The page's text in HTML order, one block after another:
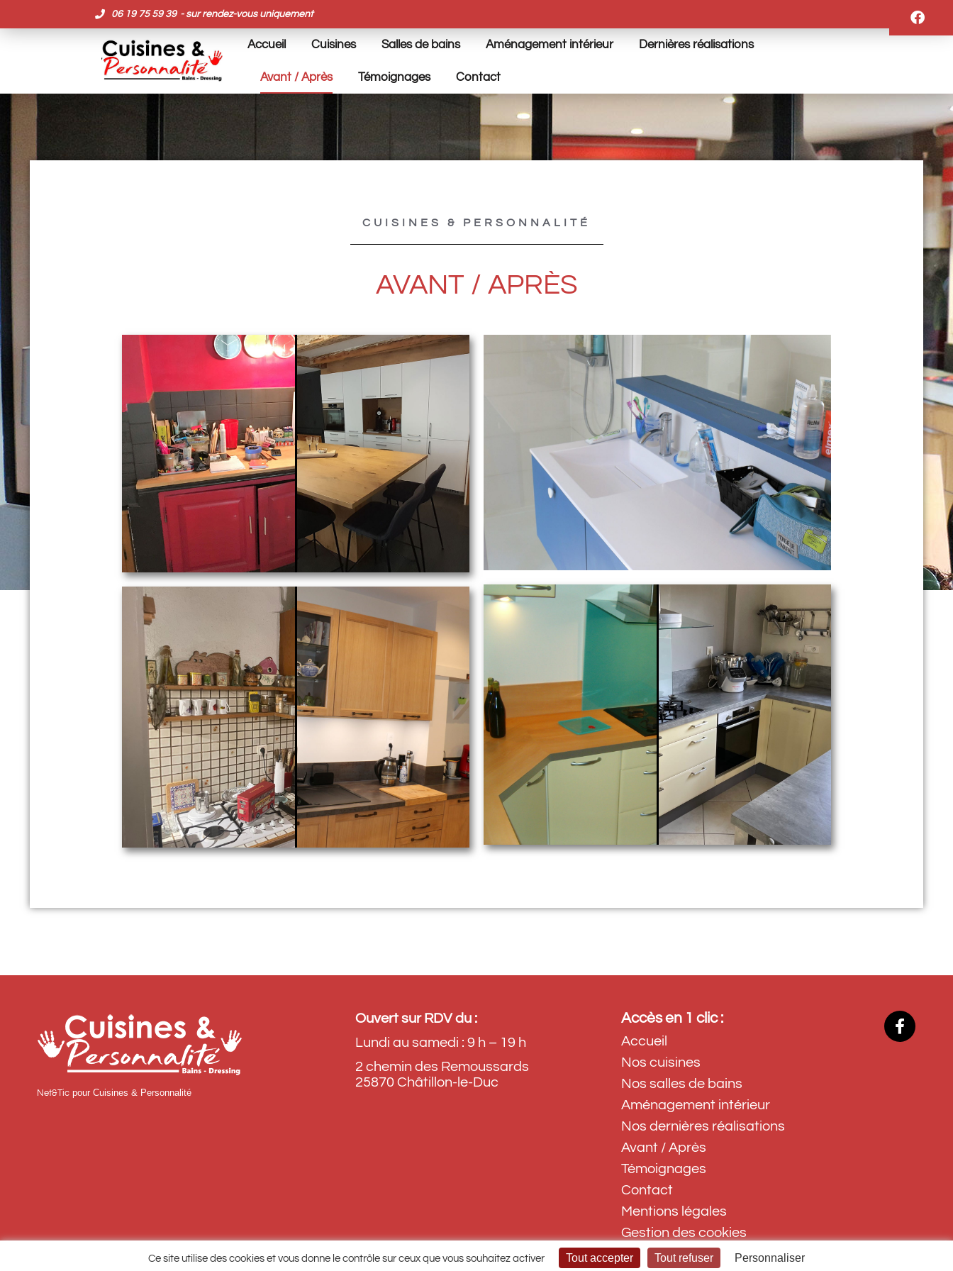
06 19 75 59 39 - sur rendez-vous uniquement
Accueil Cuisines Salles de bains Aménagement intérieur Dernières réalisations
Avant / Après Témoignages Contact
CUISINES & PERSONNALITÉ
AVANT / APRÈS
Net&Tic pour Cuisines & Personnalité
Ouvert sur RDV du :
Lundi au samedi : 9 h – 19 h
2 chemin des Remoussards
25870 Châtillon-le-Duc
Accès en 1 clic :
Accueil
Nos cuisines
Nos salles de bains
Aménagement intérieur
Nos dernières réalisations
Avant / Après
Témoignages
Contact
Mentions légales
Gestion des cookies
Panneau de gestion des cookies
Ce site utilise des cookies et vous donne le contrôle sur ceux que vous souhaitez activer Tout accepter Tout refuser Personnaliser